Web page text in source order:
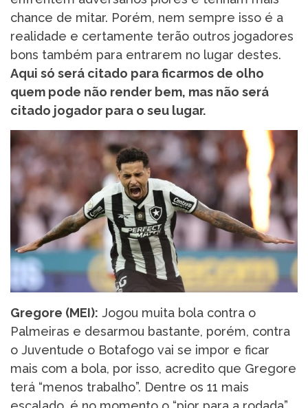
chance de mitar. Porém, nem sempre isso é a
realidade e certamente terão outros jogadores
bons também para entrarem no lugar destes.
Aqui só será citado para ficarmos de olho
quem pode não render bem, mas não será
citado jogador para o seu lugar.
Gregore (MEI): Jogou muita bola contra o
Palmeiras e desarmou bastante, porém, contra
o Juventude o Botafogo vai se impor e ficar
mais com a bola, por isso, acredito que Gregore
terá “menos trabalho”. Dentre os 11 mais